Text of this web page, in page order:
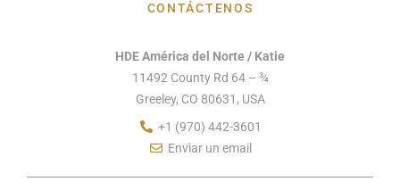
CONTÁCTENOS
HDE América del Norte / Katie
11492 County Rd 64 – ¾
Greeley, CO 80631, USA
+1 (970) 442-3601
Enviar un email